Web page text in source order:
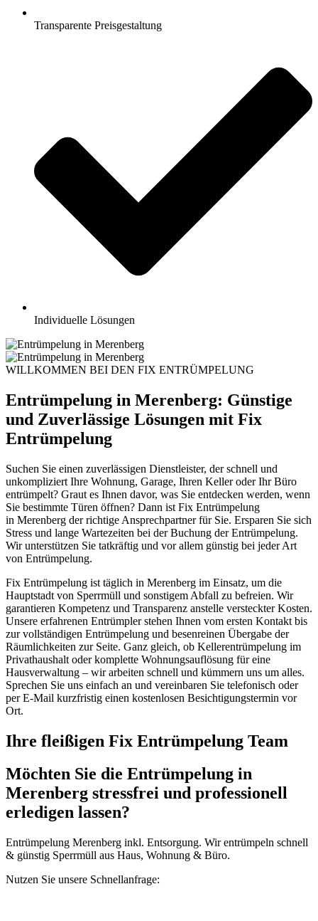
Transparente Preisgestaltung
Individuelle Lösungen
WILLKOMMEN BEI DEN FIX ENTRÜMPELUNG
Entrümpelung in Merenberg: Günstige
und Zuverlässige Lösungen mit Fix
Entrümpelung
Suchen Sie einen zuverlässigen Dienstleister, der schnell und
unkompliziert Ihre Wohnung, Garage, Ihren Keller oder Ihr Büro
entrümpelt? Graut es Ihnen davor, was Sie entdecken werden, wenn
Sie bestimmte Türen öffnen? Dann ist Fix Entrümpelung
in Merenberg der richtige Ansprechpartner für Sie. Ersparen Sie sich
Stress und lange Wartezeiten bei der Buchung der Entrümpelung.
Wir unterstützen Sie tatkräftig und vor allem günstig bei jeder Art
von Entrümpelung.
Fix Entrümpelung ist täglich in Merenberg im Einsatz, um die
Hauptstadt von Sperrmüll und sonstigem Abfall zu befreien. Wir
garantieren Kompetenz und Transparenz anstelle versteckter Kosten.
Unsere erfahrenen Entrümpler stehen Ihnen vom ersten Kontakt bis
zur vollständigen Entrümpelung und besenreinen Übergabe der
Räumlichkeiten zur Seite. Ganz gleich, ob Kellerentrümpelung im
Privathaushalt oder komplette Wohnungsauflösung für eine
Hausverwaltung – wir arbeiten schnell und kümmern uns um alles.
Sprechen Sie uns einfach an und vereinbaren Sie telefonisch oder
per E-Mail kurzfristig einen kostenlosen Besichtigungstermin vor
Ort.
Ihre fleißigen Fix Entrümpelung Team
Möchten Sie die Entrümpelung in
Merenberg stressfrei und professionell
erledigen lassen?
Entrümpelung Merenberg inkl. Entsorgung. Wir entrümpeln schnell
& günstig Sperrmüll aus Haus, Wohnung & Büro.
Nutzen Sie unsere Schnellanfrage: